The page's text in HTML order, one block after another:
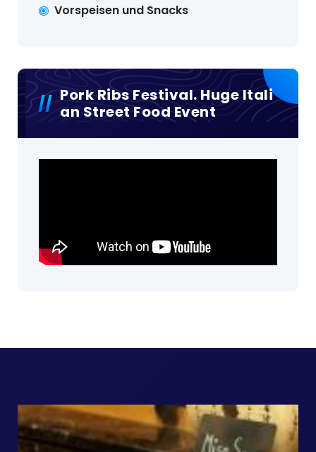
Vorspeisen und Snacks
Pork Ribs Festival. Huge Itali
An Street Food Event